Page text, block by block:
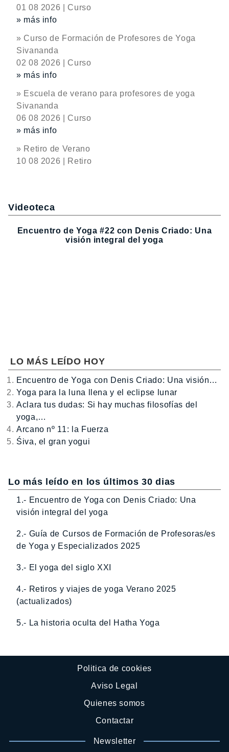
01 08 2026 | Curso
» más info
» Curso de Formación de Profesores de Yoga
Sivananda
02 08 2026 | Curso
» más info
» Escuela de verano para profesores de yoga
Sivananda
06 08 2026 | Curso
» más info
» Retiro de Verano
10 08 2026 | Retiro
Videoteca
Encuentro de Yoga #22 con Denis Criado: Una
visión integral del yoga
LO MÁS LEÍDO HOY
Encuentro de Yoga con Denis Criado: Una visión…
Yoga para la luna llena y el eclipse lunar
Aclara tus dudas: Si hay muchas filosofías del
yoga,…
Arcano nº 11: la Fuerza
Śiva, el gran yogui
Lo más leído en los últimos 30 dias
1.- Encuentro de Yoga con Denis Criado: Una
visión integral del yoga
2.- Guía de Cursos de Formación de Profesoras/es
de Yoga y Especializados 2025
3.- El yoga del siglo XXI
4.- Retiros y viajes de yoga Verano 2025
(actualizados)
5.- La historia oculta del Hatha Yoga
Politica de cookies
Aviso Legal
Quienes somos
Contactar
Newsletter